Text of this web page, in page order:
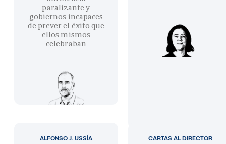
paralizante y
gobiernos incapaces
de prever el éxito que
ellos mismos
celebraban
ALFONSO J. USSÍA CARTAS AL DIRECTOR